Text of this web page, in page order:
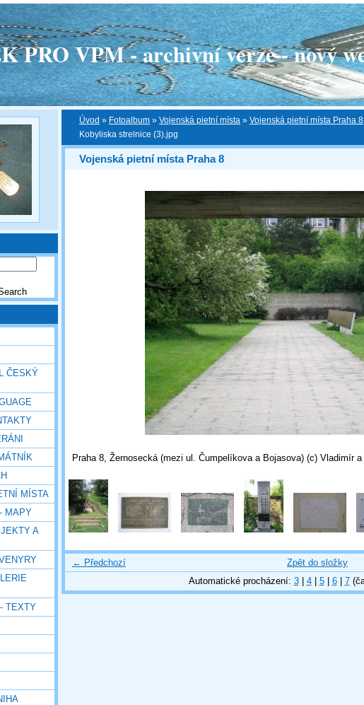
PRO VPM - archivní verze - nový
ČESKÝ
MÍSTA
MAPY
A
TEXTY
Úvod » Fotoalbum » Vojenská pietní místa » Vojenská pietní místa Praha 8
Kobyliska strelnice (3).jpg
Vojenská pietní místa Praha 8
Praha 8, Žernosecká (mezi ul. Čumpelíkova a Bojasova) (c) Vladimír
← Předchozí
Zpět do složky
Automatické procházení: 3| 4| 5| 6| 7